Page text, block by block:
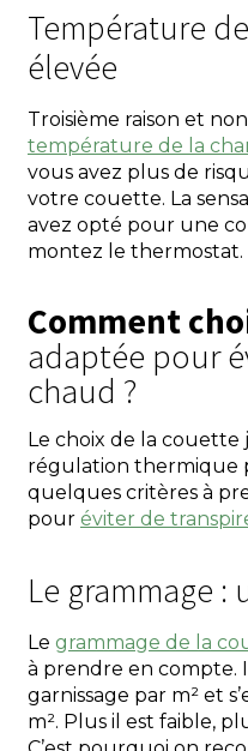
Température
élevée
Troisième raison et
température de la
vous avez plus de
votre couette. La
avez opté pour une
montez le thermostat.
Comment
adaptée pour
chaud ?
Le choix de la couette
régulation thermique
quelques critères à
pour éviter de
Le grammage :
Le grammage de la
à prendre en compte.
garnissage par m² et
m². Plus il est faible,